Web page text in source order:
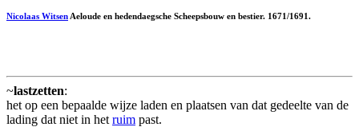
Nicolaas Witsen Aeloude en hedendaegsche Scheepsbouw en bestier. 1671/1691.
~lastzetten:
het op een bepaalde wijze laden en plaatsen van dat gedeelte van de
lading dat niet in het ruim past.